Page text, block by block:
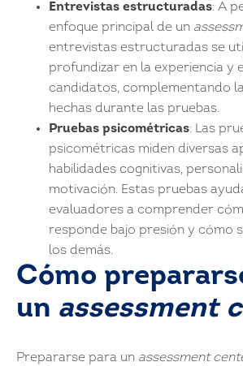
Entrevistas estructuradas: A
enfoque principal de un
entrevistas estructuradas se
profundizar en la experiencia y
candidatos, complementando
hechas durante las pruebas.
Pruebas psicométricas: Las
psicométricas miden diversas
habilidades cognitivas,
motivación. Estas pruebas
evaluadores a comprender
responde bajo presión y cómo
los demás.
Cómo
un assessment
Prepararse para un assessment